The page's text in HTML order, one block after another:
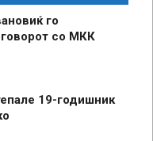
го
со МКК
19-годишник